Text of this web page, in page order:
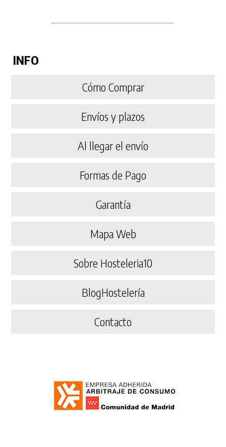
INFO
Cómo Comprar
Envíos y plazos
Al llegar el envío
Formas de Pago
Garantía
Mapa Web
Sobre Hosteleria10
BlogHostelería
Contacto